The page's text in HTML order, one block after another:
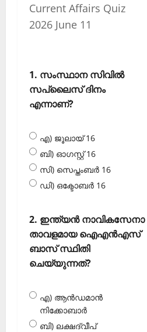
Current Affairs Quiz
2026 June 11
1. സംസ്ഥാന സിവില്‍
സപ്ലൈസ് ദിനം
എന്നാണ്?
എ) ജൂലായ് 16
ബി) ഓഗസ്റ്റ് 16
സി) സെപ്തംബര്‍ 16
ഡി) ഒക്ടോബര്‍ 16
2. ഇന്ത്യന്‍ നാവികസേനാ
താവളമായ ഐഎന്‍എസ്
ബാസ് സ്ഥിതി
ചെയ്യുന്നത്?
എ) ആന്‍ഡമാന്‍
നിക്കോബാര്‍
ബി) ലക്ഷദ്വീപ്